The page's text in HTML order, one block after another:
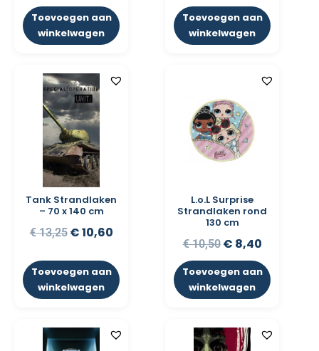
Toevoegen aan
winkelwagen
Toevoegen aan
winkelwagen
Tank Strandlaken
– 70 x 140 cm
€13,25 €10,60
Toevoegen aan
winkelwagen
L.o.L Surprise
Strandlaken rond
130 cm
€10,50 € 8,40
Toevoegen aan
winkelwagen